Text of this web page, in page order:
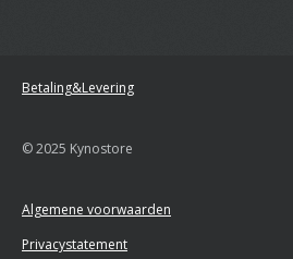
Betaling&Levering
© 2025 Kynostore
Algemene voorwaarden
Privacystatement